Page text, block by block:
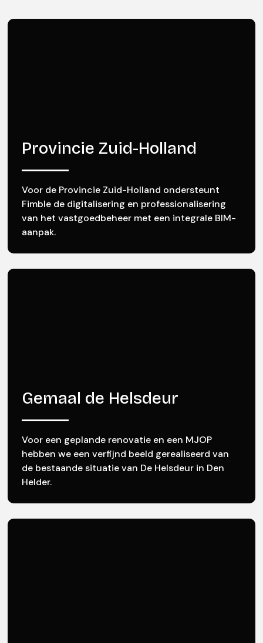
Provincie Zuid-Holland
Voor de Provincie Zuid-Holland ondersteunt
Fimble de digitalisering en professionalisering
van het vastgoedbeheer met een integrale BIM-
aanpak.
Gemaal de Helsdeur
Voor een geplande renovatie en een MJOP
hebben we een verfijnd beeld gerealiseerd van
de bestaande situatie van De Helsdeur in Den
Helder.